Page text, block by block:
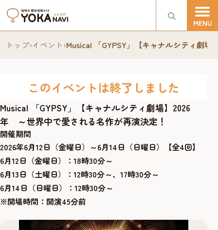
トップ›イベント›Musical 「GYPSY」【キャナルシティ劇
このイベントは終了しました
Musical 「GYPSY」【キャナルシティ劇場】2026
年 ～世界中で愛される名作が再演決定！
開催期間
2026年6月12日（金曜日）～6月14日（日曜日）【全4回】
6月12日（金曜日）：18時30分～
6月13日（土曜日）：12時30分～、17時30分～
6月14日（日曜日）：12時30分～
※開場時間：開演45分前